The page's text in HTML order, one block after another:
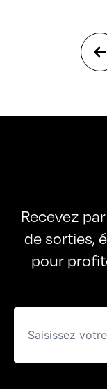
Recevez
de sorties,
pour